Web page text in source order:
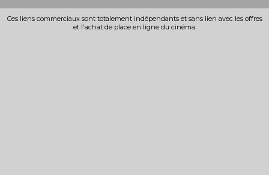
Ces liens commerciaux sont totalement indépendants et sans lien avec les offres
et l'achat de place en ligne du cinéma.